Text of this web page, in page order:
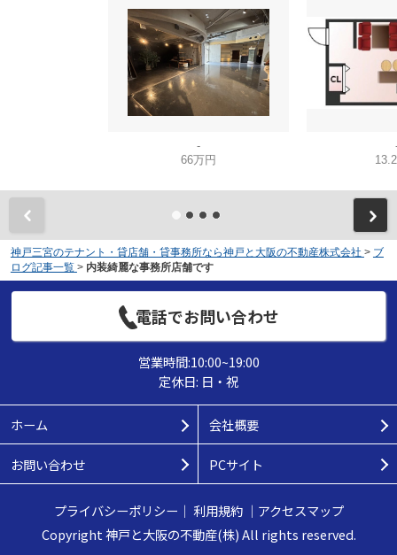
-
66万円
神戸三宮のテナント・貸店舗・貸事務所なら神戸と大阪の不動産株式会社 > ブ
ログ記事一覧 > 内装綺麗な事務所店舗です
電話でお問い合わせ
営業時間:10:00~19:00
定休日: 日・祝
ホーム 会社概要
お問い合わせ PCサイト
プライバシーポリシー ｜ 利用規約｜ アクセスマップ
Copyright 神戸と大阪の不動産(株) All rights reserved.